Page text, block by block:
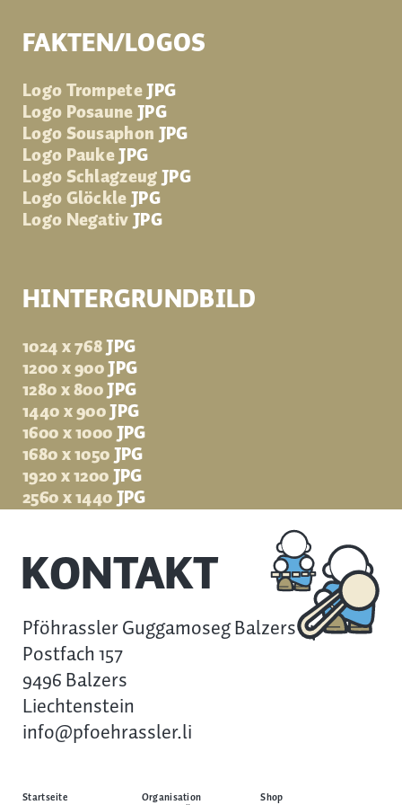
FAKTEN/LOGOS
Logo TrompeteJPG
Logo PosauneJPG
Logo SousaphonJPG
Logo PaukeJPG
Logo SchlagzeugJPG
Logo GlöckleJPG
Logo NegativJPG
HINTERGRUNDBILD
1024 x 768JPG
1200 x 900JPG
1280 x 800JPG
1440 x 900JPG
1600 x 1000JPG
1680 x 1050JPG
1920 x 1200JPG
2560 x 1440JPG
KONTAKT
Pföhrassler Guggamoseg Balzers
Postfach 157
9496 Balzers
Liechtenstein
info@pfoehrassler.li
Startseite Organisation Shop